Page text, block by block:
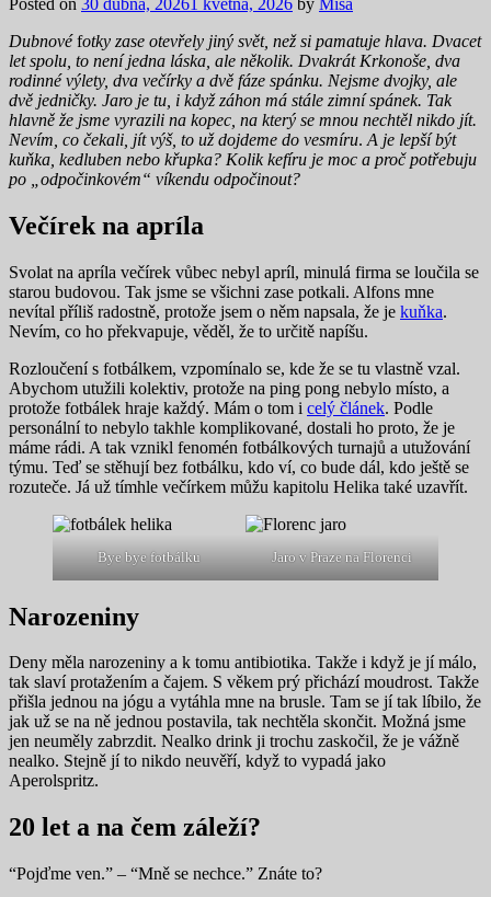
Dubnovéfotky zase otevřely jiný svět, než si pamatuje hlava. Dvacet
let spolu, to není jedna láska, ale několik. Dvakrát Krkonoše, dva
rodinné výlety, dva večírky a dvě fáze spánku. Nejsme dvojky, ale
dvě jedničky. Jaro je tu, i když záhon má stále zimní spánek. Tak
hlavně že jsme vyrazili na kopec, na který se mnou nechtěl nikdo jít.
Nevím, co čekali, jít výš, to už dojdeme do vesmíru. A je lepší být
kuňka, kedluben nebo křupka? Kolik kefíru je moc a proč potřebuju
po „odpočinkovém“ víkendu odpočinout?
Večírek na apríla
Svolat na apríla večírek vůbec nebyl apríl, minulá firma se loučila se
starou budovou. Tak jsme se všichni zase potkali. Alfons mne
nevítal příliš radostně, protože jsem o něm napsala, že je kuňka.
Nevím, co ho překvapuje, věděl, že to určitě napíšu.
Rozloučení s fotbálkem, vzpomínalo se, kde že se tu vlastně vzal.
Abychom utužili kolektiv, protože na ping pong nebylo místo, a
protože fotbálek hraje každý. Mám o tom i celý článek. Podle
personální to nebylo takhle komplikované, dostali ho proto, že je
máme rádi. A tak vznikl fenomén fotbálkových turnajů a utužování
týmu. Teď se stěhují bez fotbálku, kdo ví, co bude dál, kdo ještě se
rozuteče. Já už tímhle večírkem můžu kapitolu Helika také uzavřít.
Bye bye fotbálku Jaro v Praze na Florenci
Narozeniny
Deny měla narozeniny a k tomu antibiotika. Takže i když je jí málo,
tak slaví protažením a čajem. S věkem prý přichází moudrost. Takže
přišla jednou na jógu a vytáhla mne na brusle. Tam se jí tak líbilo, že
jak už se na ně jednou postavila, tak nechtěla skončit. Možná jsme
jen neuměly zabrzdit. Nealko drink ji trochu zaskočil, že je vážně
nealko. Stejně jí to nikdo neuvěří, když to vypadá jako
Aperolspritz.
20 let a na čem záleží?
“Pojďme ven.” – “Mně se nechce.” Znáte to?